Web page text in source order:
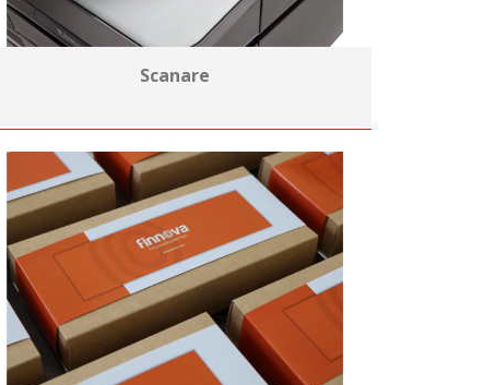
Scanare